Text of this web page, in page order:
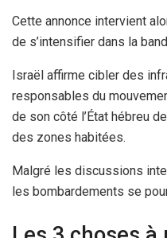
Cette annonce intervient
de s’intensifier dans la
Israël affirme cibler des
responsables du
de son côté l’État hébreu
des zones habitées.
Malgré les discussions
les bombardements se